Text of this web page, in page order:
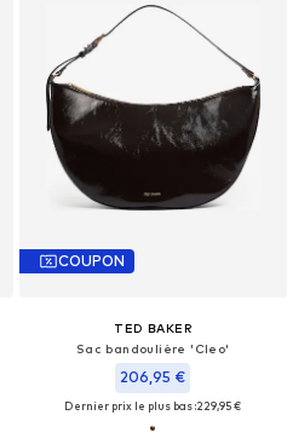
COUPON
TED BAKER
Sac bandoulière 'Cleo'
206,95 €
Dernier prix le plus bas :229,95 €